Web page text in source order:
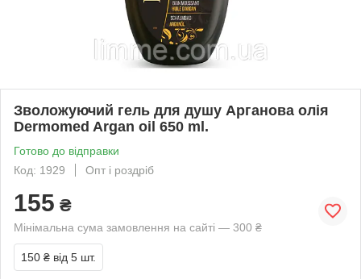
Зволожуючий гель для душу Арганова олія
Dermomed Argan oil 650 ml.
Готово до відправки
Код: 1929
Опт і роздріб
155 ₴
Мінімальна сума замовлення на сайті — 300 ₴
150 ₴ від 5 шт.